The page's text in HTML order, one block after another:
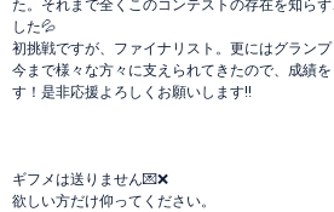
た。それまで全くこのコンテストの存在を知ら
した💦
初挑戦ですが、ファイナリスト。更にはグラン
今まで様々な方々に支えられてきたので、成績
す！是非応援よろしくお願いします‼️
ギフメは送りません💌❌
欲しい方だけ仰ってください。